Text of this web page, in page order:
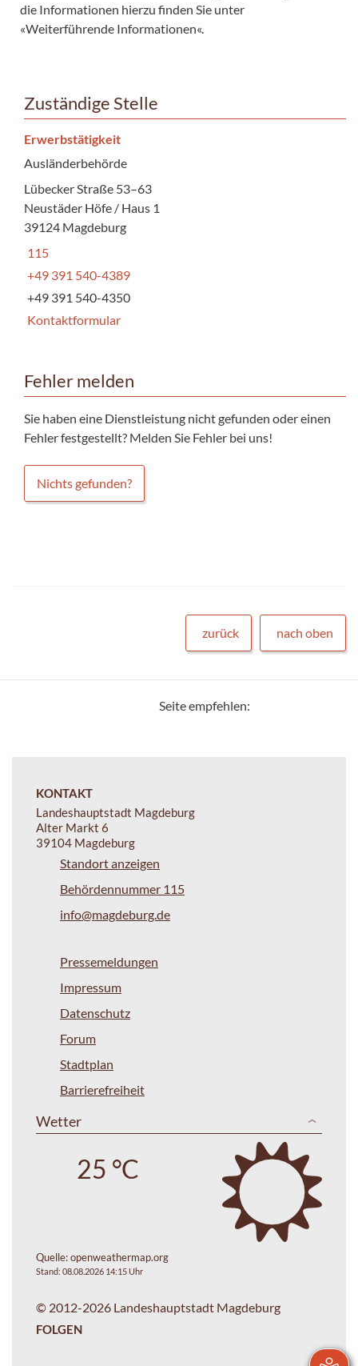
die Informationen hierzu finden Sie unter
«Weiterführende Informationen«.
Zuständige Stelle
Erwerbstätigkeit
Ausländerbehörde
Lübecker Straße 53–63
Neustäder Höfe / Haus 1
39124 Magdeburg
115
+49 391 540-4389
+49 391 540-4350
Kontaktformular
Fehler melden
Sie haben eine Dienstleistung nicht gefunden oder einen
Fehler festgestellt? Melden Sie Fehler bei uns!
Nichts gefunden?
zurück nach oben
Seite empfehlen:
KONTAKT
Landeshauptstadt Magdeburg
Alter Markt 6
39104 Magdeburg
Standort anzeigen
Behördennummer 115
info@magdeburg.de
Pressemeldungen
Impressum
Datenschutz
Forum
Stadtplan
Barrierefreiheit
Wetter
25 °C
Quelle:openweathermap.org
Stand: 08.08.2026 14:15 Uhr
© 2012-2026 Landeshauptstadt Magdeburg
FOLGEN